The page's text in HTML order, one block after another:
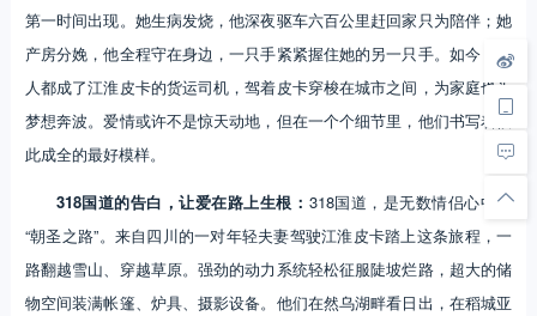
第一时间出现。她生病发烧，他深夜驱车六百公里赶回家只为陪伴；她
产房分娩，他全程守在身边，一只手紧紧握住她的另一只手。如今，两
人都成了江淮皮卡的货运司机，驾着皮卡穿梭在城市之间，为家庭也为
梦想奔波。爱情或许不是惊天动地，但在一个个细节里，他们书写着彼
此成全的最好模样。
318国道的告白，让爱在路上生根： 318国道，是无数情侣心中的
“朝圣之路”。来自四川的一对年轻夫妻驾驶江淮皮卡踏上这条旅程，一
路翻越雪山、穿越草原。强劲的动力系统轻松征服陡坡烂路，超大的储
物空间装满帐篷、炉具、摄影设备。他们在然乌湖畔看日出，在稻城亚